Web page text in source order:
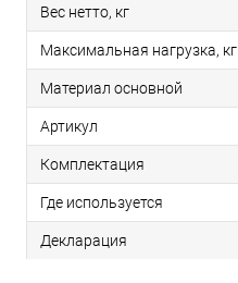
Вес нетто, кг
Максимальная нагрузка, кг
Материал основной
Артикул
Комплектация
Где используется
Декларация